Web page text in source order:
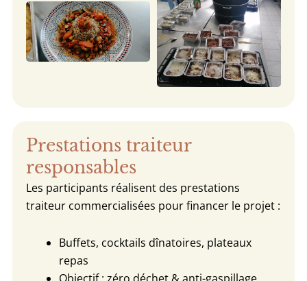
Prestations traiteur
responsables
Les participants réalisent des prestations
traiteur commercialisées pour financer le projet :
Buffets, cocktails dînatoires, plateaux
repas
Objectif : zéro déchet & anti-gaspillage